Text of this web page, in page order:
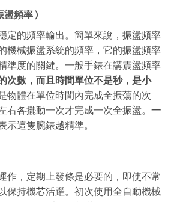
盪頻率 )
定的頻率輸出。簡單來說，振盪頻率
機械振盪系統的頻率，它的振盪頻率
準度的關鍵。一般手錶在講震盪頻率
次數，而且時間單位不是秒，是小
物體在單位時間內完成全振蕩的次
右各擺動一次才完成一次全振盪。 一
示這隻腕錶越精準。
作，定期上發條是必要的，即使不常
保持機芯活躍。初次使用全自動機械